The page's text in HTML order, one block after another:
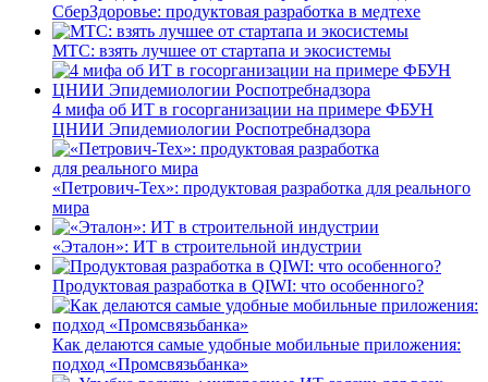
СберЗдоровье: продуктовая разработка в медтехе
МТС: взять лучшее от стартапа и экосистемы
4 мифа об ИТ в госорганизации на примере ФБУН
ЦНИИ Эпидемиологии Роспотребнадзора
«Петрович-Тех»: продуктовая разработка для реального
мира
«Эталон»: ИТ в строительной индустрии
Продуктовая разработка в QIWI: что особенного?
Как делаются самые удобные мобильные приложения:
подход «Промсвязьбанка»